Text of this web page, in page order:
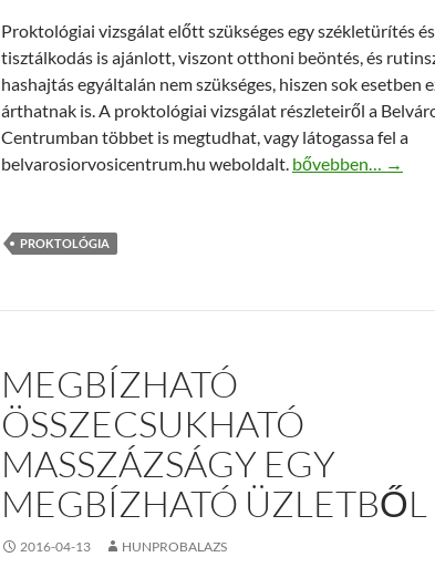
Proktológiai vizsgálat előtt szükséges egy székletürítés
tisztálkodás is ajánlott, viszont otthoni beöntés, és
hashajtás egyáltalán nem szükséges, hiszen sok esetben
árthatnak is. A proktológiai vizsgálat részleteiről a
Centrumban többet is megtudhat, vagy látogassa fel a
belvarosiorvosicentrum.hu weboldalt. Proktológiai
bővebben… →
PROKTOLÓGIA
MEGBÍZHATÓ
ÖSSZECSUKHATÓ
MASSZÁZSÁGY EGY
MEGBÍZHATÓ ÜZLETBŐL
2016-04-13 HUNPROBALAZS